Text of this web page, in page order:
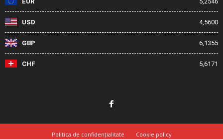
USD 4,5600
GBP 6,1355
CHF 5,6171
Politica de confidențialitate Cookie policy